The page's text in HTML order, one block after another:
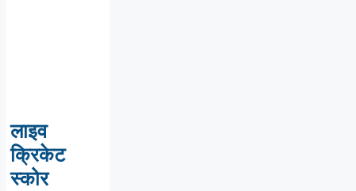
लाइव
क्रिकेट
स्कोर